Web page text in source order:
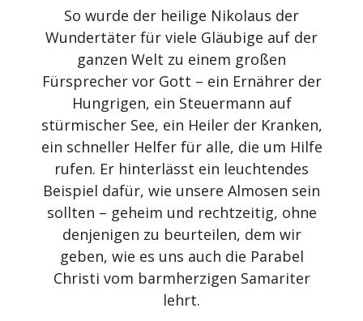
So wurde der heilige Nikolaus der
Wundertäter für viele Gläubige auf der
ganzen Welt zu einem großen
Fürsprecher vor Gott – ein Ernährer der
Hungrigen, ein Steuermann auf
stürmischer See, ein Heiler der Kranken,
ein schneller Helfer für alle, die um Hilfe
rufen. Er hinterlässt ein leuchtendes
Beispiel dafür, wie unsere Almosen sein
sollten – geheim und rechtzeitig, ohne
denjenigen zu beurteilen, dem wir
geben, wie es uns auch die Parabel
Christi vom barmherzigen Samariter
lehrt.